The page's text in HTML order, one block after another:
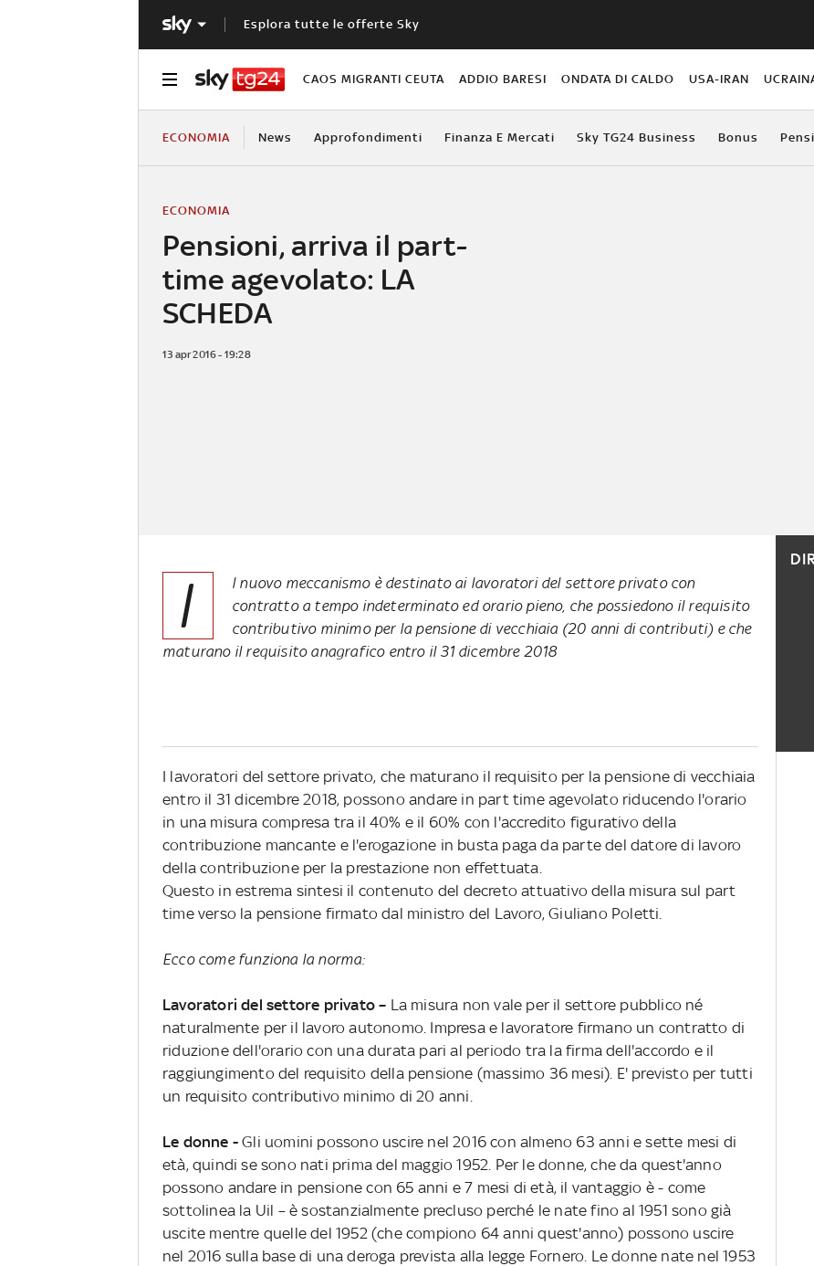
Esplora tutte le offerte Sky
CAOS MIGRANTI CEUTA ADDIO BARESI ONDATA DI CALDO USA-IRAN
ECONOMIA News Approfondimenti Finanza E Mercati Sky TG24 Business Bonus
Pensioni, arriva il part-
time agevolato: LA
SCHEDA
ECONOMIA
13 apr 2016 - 19:28
I
l nuovo meccanismo è destinato ai lavoratori del settore privato con
contratto a tempo indeterminato ed orario pieno, che possiedono il requisito
contributivo minimo per la pensione di vecchiaia (20 anni di contributi) e che
maturano il requisito anagrafico entro il 31 dicembre 2018
I lavoratori del settore privato, che maturano il requisito per la pensione di vecchiaia
entro il 31 dicembre 2018, possono andare in part time agevolato riducendo l'orario
in una misura compresa tra il 40% e il 60% con l'accredito figurativo della
contribuzione mancante e l'erogazione in busta paga da parte del datore di lavoro
della contribuzione per la prestazione non effettuata.
Questo in estrema sintesi il contenuto del decreto attuativo della misura sul part
time verso la pensione firmato dal ministro del Lavoro, Giuliano Poletti.
Ecco come funziona la norma:
Lavoratori del settore privato – La misura non vale per il settore pubblico né
naturalmente per il lavoro autonomo. Impresa e lavoratore firmano un contratto di
riduzione dell'orario con una durata pari al periodo tra la firma dell'accordo e il
raggiungimento del requisito della pensione (massimo 36 mesi). E' previsto per tutti
un requisito contributivo minimo di 20 anni.
Le donne -Gli uomini possono uscire nel 2016 con almeno 63 anni e sette mesi di
età, quindi se sono nati prima del maggio 1952. Per le donne, che da quest'anno
possono andare in pensione con 65 anni e 7 mesi di età, il vantaggio è - come
sottolinea la Uil – è sostanzialmente precluso perché le nate fino al 1951 sono già
uscite mentre quelle del 1952 (che compiono 64 anni quest'anno) possono uscire
nel 2016 sulla base di una deroga prevista alla legge Fornero. Le donne nate nel 1953